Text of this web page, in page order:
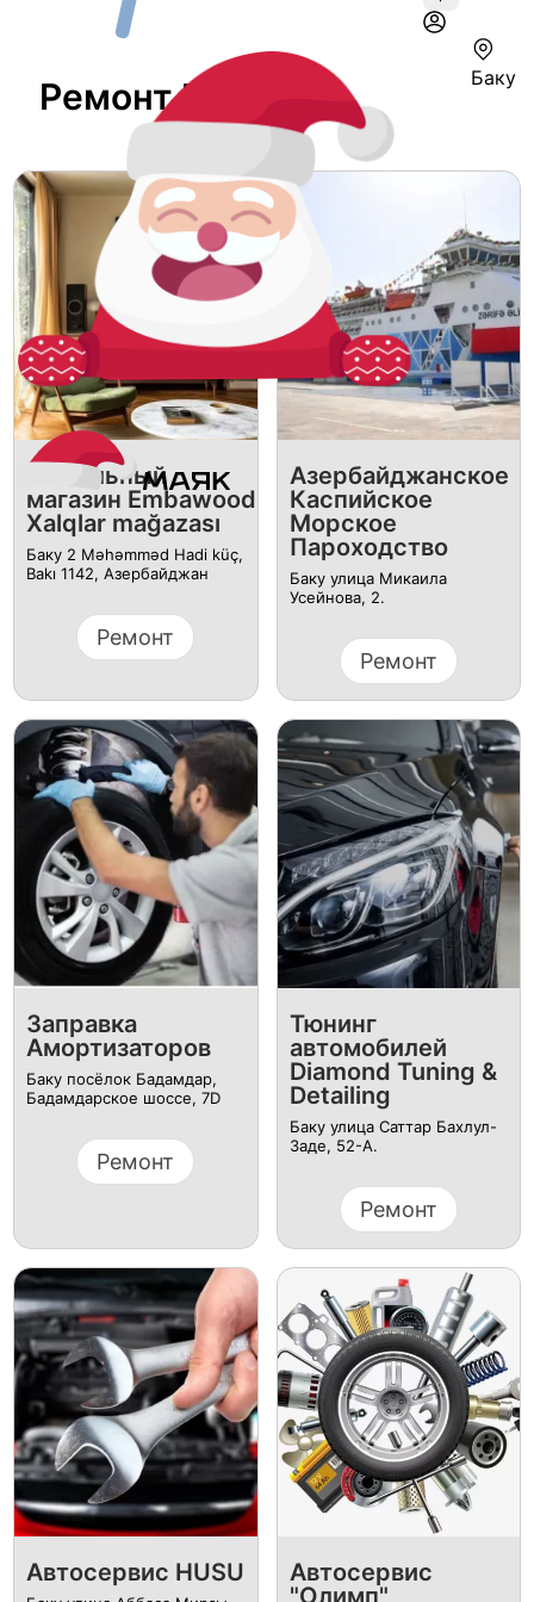
Баку
Ремонт В Баку
Мебельный
магазин Embawood
Xalqlar mağazası
Баку 2 Məhəmməd Hadi küç,
Bakı 1142, Азербайджан
Ремонт
Азербайджанское
Каспийское
Морское
Пароходство
Баку улица Микаила
Усейнова, 2.
Ремонт
Заправка
Амортизаторов
Баку посёлок Бадамдар,
Бадамдарское шоссе, 7D
Ремонт
Тюнинг
автомобилей
Diamond Tuning &
Detailing
Баку улица Саттар Бахлул-
Заде, 52-А.
Ремонт
Автосервис HUSU
Автосервис
"Олимп"